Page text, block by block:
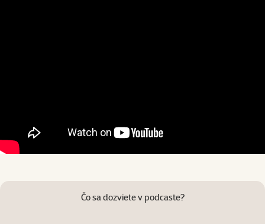
Čo sa dozviete v podcaste?